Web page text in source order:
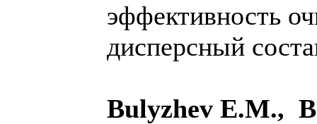
эффективность
дисперсный
Bulyzhev E.M.,